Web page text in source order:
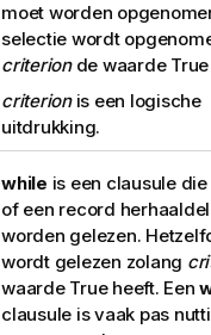
moet worden
selectie wordt
criterionde waarde True
criterionis een logische
uitdrukking.
while is een clausule
of een record
worden gelezen.
wordt gelezen zolang
waarde Trueheeft. Een
clausule is vaak pas